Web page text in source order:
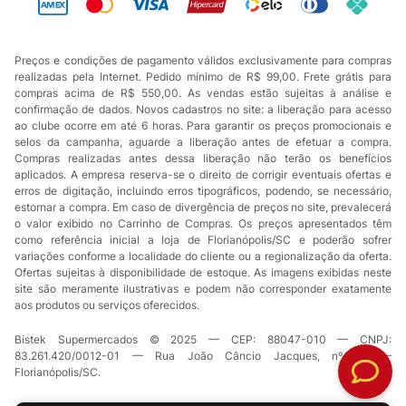
Preços e condições de pagamento válidos exclusivamente para compras
realizadas pela Internet. Pedido mínimo de R$ 99,00. Frete grátis para
compras acima de R$ 550,00. As vendas estão sujeitas à análise e
confirmação de dados. Novos cadastros no site: a liberação para acesso
ao clube ocorre em até 6 horas. Para garantir os preços promocionais e
selos da campanha, aguarde a liberação antes de efetuar a compra.
Compras realizadas antes dessa liberação não terão os benefícios
aplicados. A empresa reserva-se o direito de corrigir eventuais ofertas e
erros de digitação, incluindo erros tipográficos, podendo, se necessário,
estornar a compra. Em caso de divergência de preços no site, prevalecerá
o valor exibido no Carrinho de Compras. Os preços apresentados têm
como referência inicial a loja de Florianópolis/SC e poderão sofrer
variações conforme a localidade do cliente ou a regionalização da oferta.
Ofertas sujeitas à disponibilidade de estoque. As imagens exibidas neste
site são meramente ilustrativas e podem não corresponder exatamente
aos produtos ou serviços oferecidos.
Bistek Supermercados © 2025 — CEP: 88047-010 — CNPJ:
83.261.420/0012-01 — Rua João Câncio Jacques, nº 49 —
Florianópolis/SC.